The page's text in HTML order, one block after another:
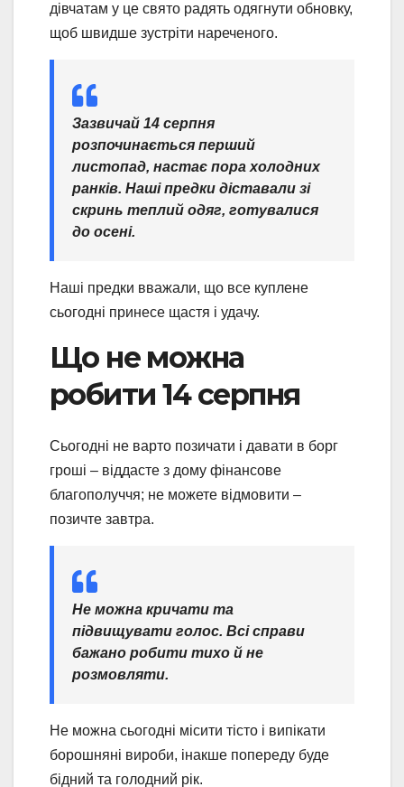
дівчатам у це свято радять одягнути обновку,
щоб швидше зустріти нареченого.
Зазвичай 14 серпня
розпочинається перший
листопад, настає пора холодних
ранків. Наші предки діставали зі
скринь теплий одяг, готувалися
до осені.
Наші предки вважали, що все куплене
сьогодні принесе щастя і удачу.
Що не можна
робити 14 серпня
Сьогодні не варто позичати і давати в борг
гроші – віддасте з дому фінансове
благополуччя; не можете відмовити –
позичте завтра.
Не можна кричати та
підвищувати голос. Всі справи
бажано робити тихо й не
розмовляти.
Не можна сьогодні місити тісто і випікати
борошняні вироби, інакше попереду буде
бідний та голодний рік.